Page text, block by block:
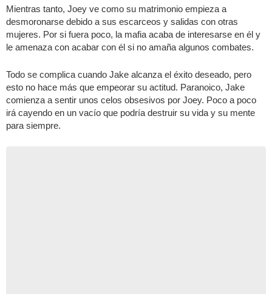
Mientras tanto, Joey ve como su matrimonio empieza a
desmoronarse debido a sus escarceos y salidas con otras
mujeres. Por si fuera poco, la mafia acaba de interesarse en él y
le amenaza con acabar con él si no amaña algunos combates.
Todo se complica cuando Jake alcanza el éxito deseado, pero
esto no hace más que empeorar su actitud. Paranoico, Jake
comienza a sentir unos celos obsesivos por Joey. Poco a poco
irá cayendo en un vacío que podría destruir su vida y su mente
para siempre.